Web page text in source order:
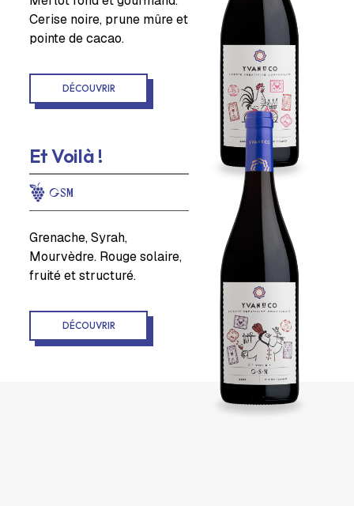
Cerise noire, prune mûre et
pointe de cacao.
DÉCOUVRIR
Et Voilà !
GSM
Grenache, Syrah,
Mourvèdre. Rouge solaire,
fruité et structuré.
DÉCOUVRIR